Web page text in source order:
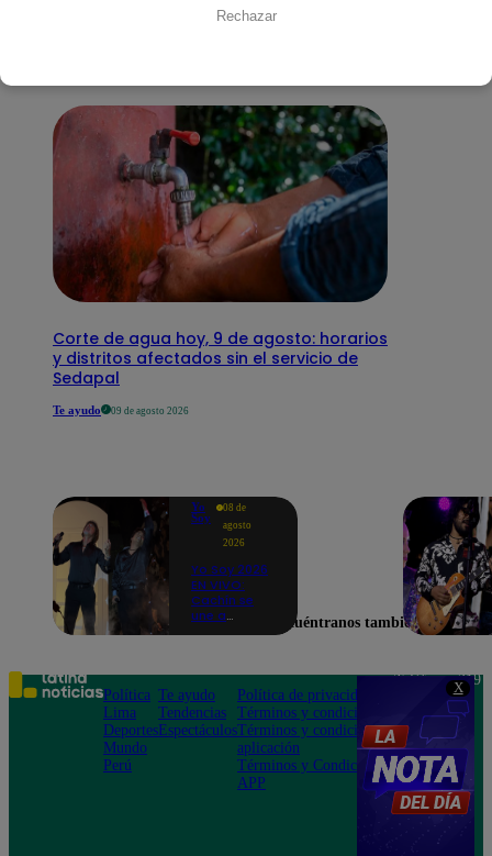
X
interesar
Corte de agua hoy, 9 de agosto: horarios
y distritos afectados sin el servicio de
Sedapal
Te ayudo 09 de agosto 2026
Yo
Soy
08 de
agosto
2026
Yo Soy 2026
EN VIVO:
Cachín se
une a
espectacular
versión de
“Amor mío”
Rechazar
Encuéntranos también en
Política
Lima
Deportes
Mundo
Perú
Te ayudo
Tendencias
Espectáculos
Política de privacidad
Términos y condiciones
Términos y condiciones
aplicación
Términos y Condiciones
APP
Teléfono: 219
Av. San
Felipe 968
Jesús María